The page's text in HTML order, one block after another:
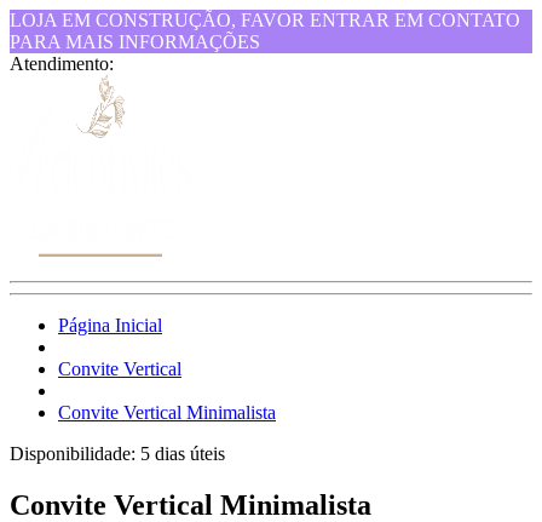
LOJA EM CONSTRUÇÃO, FAVOR ENTRAR EM CONTATO
PARA MAIS INFORMAÇÕES
Atendimento:
Página Inicial
Convite Vertical
Convite Vertical Minimalista
Disponibilidade: 5 dias úteis
Convite Vertical Minimalista